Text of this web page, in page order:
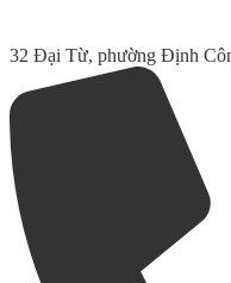
32 Đại Từ, phường Định